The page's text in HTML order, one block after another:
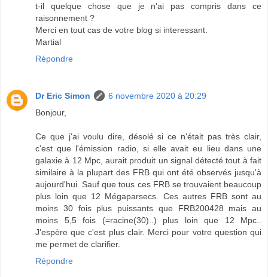
t-il quelque chose que je n'ai pas compris dans ce
raisonnement ?
Merci en tout cas de votre blog si interessant.
Martial
Répondre
Dr Eric Simon
6 novembre 2020 à 20:29
Bonjour,
Ce que j'ai voulu dire, désolé si ce n'était pas très clair,
c'est que l'émission radio, si elle avait eu lieu dans une
galaxie à 12 Mpc, aurait produit un signal détecté tout à fait
similaire à la plupart des FRB qui ont été observés jusqu'à
aujourd'hui. Sauf que tous ces FRB se trouvaient beaucoup
plus loin que 12 Mégaparsecs. Ces autres FRB sont au
moins 30 fois plus puissants que FRB200428 mais au
moins 5,5 fois (=racine(30)..) plus loin que 12 Mpc..
J'espère que c'est plus clair. Merci pour votre question qui
me permet de clarifier.
Répondre